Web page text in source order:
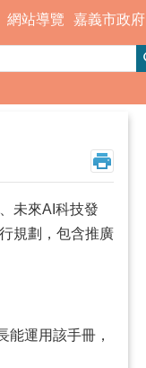
網站導覽 嘉義市政府
未來AI科技發
規劃，包含推廣
能運用該手冊，